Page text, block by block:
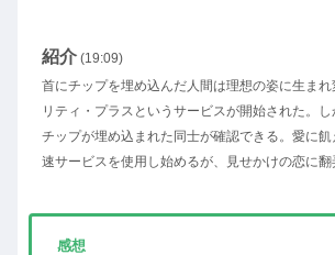
紹介 (19:09)
首にチップを埋め込んだ人間は理想の姿に生ま
リティ・プラスというサービスが開始された。
チップが埋め込まれた同士が確認できる。愛に
速サービスを使用し始めるが、見せかけの恋に
感想